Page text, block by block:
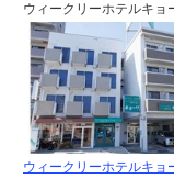
ウィークリーホテルキョ
ウィークリーホテルキョ